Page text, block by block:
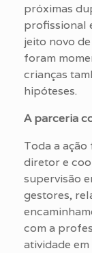
próximas
profissional
jeito novo
foram
crianças
hipóteses.
A parceria
Toda a
diretor e
supervisão
gestores,
com a
atividade